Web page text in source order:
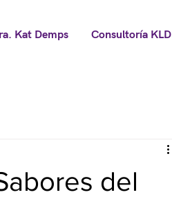
Kat Demps Consultoría KLD
del